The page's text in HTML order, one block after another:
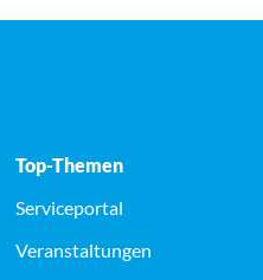
Top-Themen
Serviceportal
Veranstaltungen